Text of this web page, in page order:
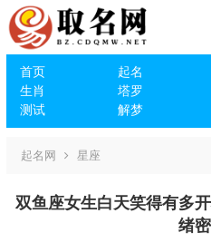
首页 起名
生肖
塔罗
测试
解梦
起名网 星座
双鱼座女生白天笑得有多
绪